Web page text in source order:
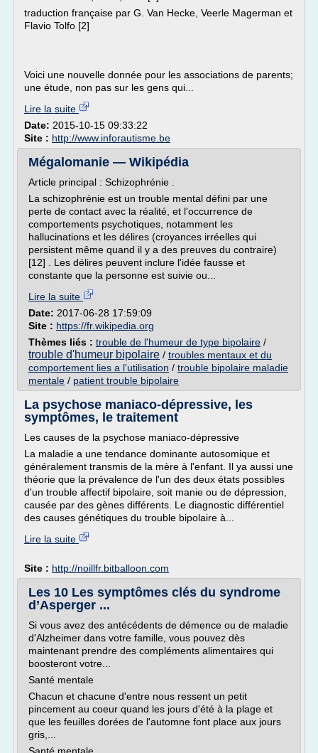
traduction française par G. Van Hecke, Veerle Magerman et
Flavio Tolfo [2]
Voici une nouvelle donnée pour les associations de parents;
une étude, non pas sur les gens qui...
Lire la suite
Date: 2015-10-15 09:33:22
Site : http://www.inforautisme.be
Mégalomanie — Wikipédia
Article principal : Schizophrénie .
La schizophrénie est un trouble mental défini par une
perte de contact avec la réalité, et l'occurrence de
comportements psychotiques, notamment les
hallucinations et les délires (croyances irréelles qui
persistent même quand il y a des preuves du contraire)
[12] . Les délires peuvent inclure l'idée fausse et
constante que la personne est suivie ou...
Lire la suite
Date: 2017-06-28 17:59:09
Site : https://fr.wikipedia.org
Thèmes liés : trouble de l'humeur de type bipolaire /
trouble d'humeur bipolaire / troubles mentaux et du
comportement lies a l'utilisation / trouble bipolaire maladie
mentale / patient trouble bipolaire
La psychose maniaco-dépressive, les
symptômes, le traitement
Les causes de la psychose maniaco-dépressive
La maladie a une tendance dominante autosomique et
généralement transmis de la mère à l'enfant. Il ya aussi une
théorie que la prévalence de l'un des deux états possibles
d'un trouble affectif bipolaire, soit manie ou de dépression,
causée par des gènes différents. Le diagnostic différentiel
des causes génétiques du trouble bipolaire à...
Lire la suite
Site : http://noillfr.bitballoon.com
Les 10 Les symptômes clés du syndrome
d’Asperger ...
Si vous avez des antécédents de démence ou de maladie
d'Alzheimer dans votre famille, vous pouvez dès
maintenant prendre des compléments alimentaires qui
boosteront votre...
Santé mentale
Chacun et chacune d'entre nous ressent un petit
pincement au coeur quand les jours d'été à la plage et
que les feuilles dorées de l'automne font place aux jours
gris,...